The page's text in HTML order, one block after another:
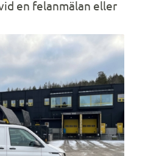
en felanmälan eller